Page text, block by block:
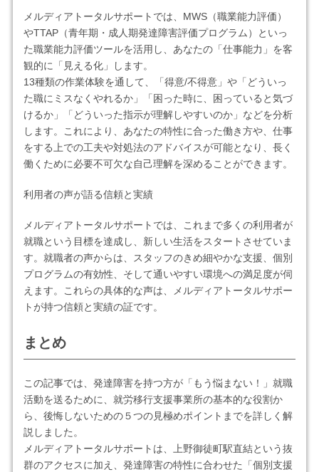
メルディアトータルサポートでは、MWS（職業能力評価）
やTTAP（青年期・成人期発達障害評価プログラム）といっ
た職業能力評価ツールを活用し、あなたの「仕事能力」を客
観的に「見える化」します。
13種類の作業体験を通して、「得意/不得意」や「どういっ
た職にミスなくやれるか」「困った時に、困っていると気づ
けるか」「どういった指示が理解しやすいのか」などを分析
します。これにより、あなたの特性に合った働き方や、仕事
をする上での工夫や対処法のアドバイスが可能となり、長く
働くために必要不可欠な自己理解を深めることができます。
利用者の声が語る信頼と実績
メルディアトータルサポートでは、これまで多くの利用者が
就職という目標を達成し、新しい生活をスタートさせていま
す。就職者の声からは、スタッフのきめ細やかな支援、個別
プログラムの有効性、そして通いやすい環境への満足度が伺
えます。これらの具体的な声は、メルディアトータルサポー
トが持つ信頼と実績の証です。
まとめ
この記事では、発達障害を持つ方が「もう悩まない！」就職
活動を送るために、就労移行支援事業所の基本的な役割か
ら、後悔しないための５つの見極めポイントまでを詳しく解
説しました。
メルディアトータルサポートは、上野御徒町駅直結という抜
群のアクセスに加え、発達障害の特性に合わせた「個別支援